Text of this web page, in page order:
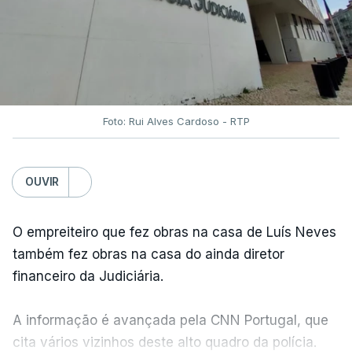
Foto: Rui Alves Cardoso - RTP
OUVIR
O empreiteiro que fez obras na casa de Luís Neves
também fez obras na casa do ainda diretor
financeiro da Judiciária.
A informação é avançada pela CNN Portugal, que
cita vários vizinhos deste alto quadro da polícia.